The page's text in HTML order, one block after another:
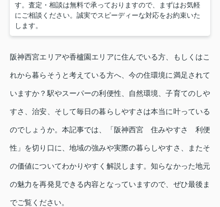
す。査定・相談は無料で承っておりますので、まずはお気軽
にご相談ください。誠実でスピーディーな対応をお約束いた
します。
阪神西宮エリアや香櫨園エリアに住んでいる方、もしくはこ
れから暮らそうと考えている方へ、今の住環境に満足されて
いますか？駅やスーパーの利便性、自然環境、子育てのしや
すさ、治安、そして毎日の暮らしやすさは本当に叶っている
のでしょうか。本記事では、「阪神西宮 住みやすさ 利便
性」を切り口に、地域の強みや実際の暮らしやすさ、またそ
の価値についてわかりやすく解説します。知らなかった地元
の魅力を再発見できる内容となっていますので、ぜひ最後ま
でご覧ください。